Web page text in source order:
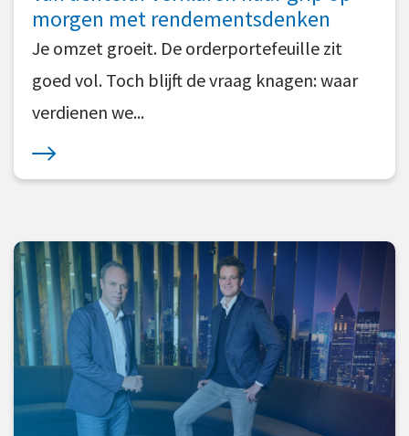
morgen met rendementsdenken
Je omzet groeit. De orderportefeuille zit
goed vol. Toch blijft de vraag knagen: waar
verdienen we...